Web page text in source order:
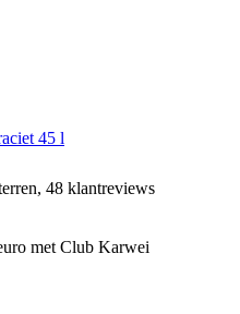
45 l
48 klantreviews
met Club Karwei